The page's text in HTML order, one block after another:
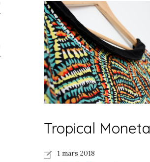
Tropical Moneta
1 mars 2018